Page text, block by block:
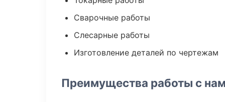
Сварочные работы
Слесарные работы
Изготовление деталей по чертежам
Преимущества работы с